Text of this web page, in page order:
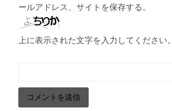
ールアドレス、サイトを保存する。
上に表示された文字を入力してください。